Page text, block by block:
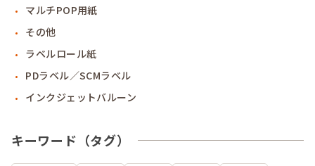
マルチPOP用紙
その他
ラベルロール紙
PDラベル／SCMラベル
インクジェットバルーン
キーワード（タグ）